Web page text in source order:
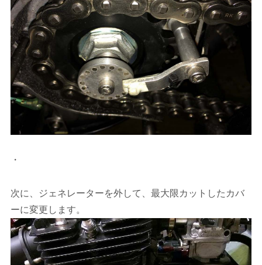
・
次に、ジェネレーターを外して、最大限カットしたカバ
ーに変更します。